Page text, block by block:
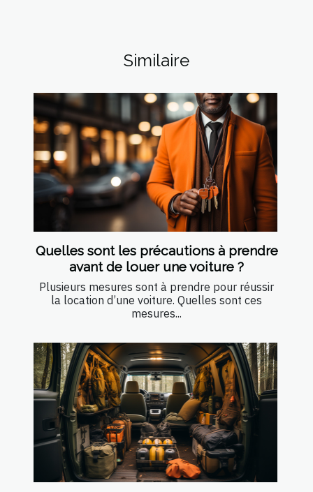
Similaire
Quelles sont les précautions à prendre
avant de louer une voiture ?
Plusieurs mesures sont à prendre pour réussir
la location d’une voiture. Quelles sont ces
mesures...